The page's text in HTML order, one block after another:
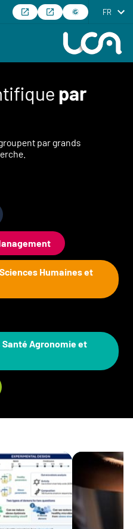
FR
par
par grands
Humaines et
Agronomie et